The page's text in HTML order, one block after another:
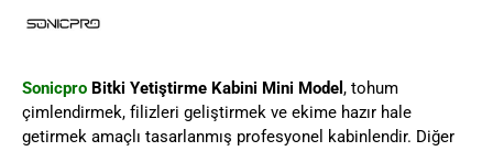
Sonicpro Bitki Yetiştirme Kabini Mini Model , tohum
çimlendirmek, filizleri geliştirmek ve ekime hazır hale
getirmek amaçlı tasarlanmış profesyonel kabinlendir. Diğer